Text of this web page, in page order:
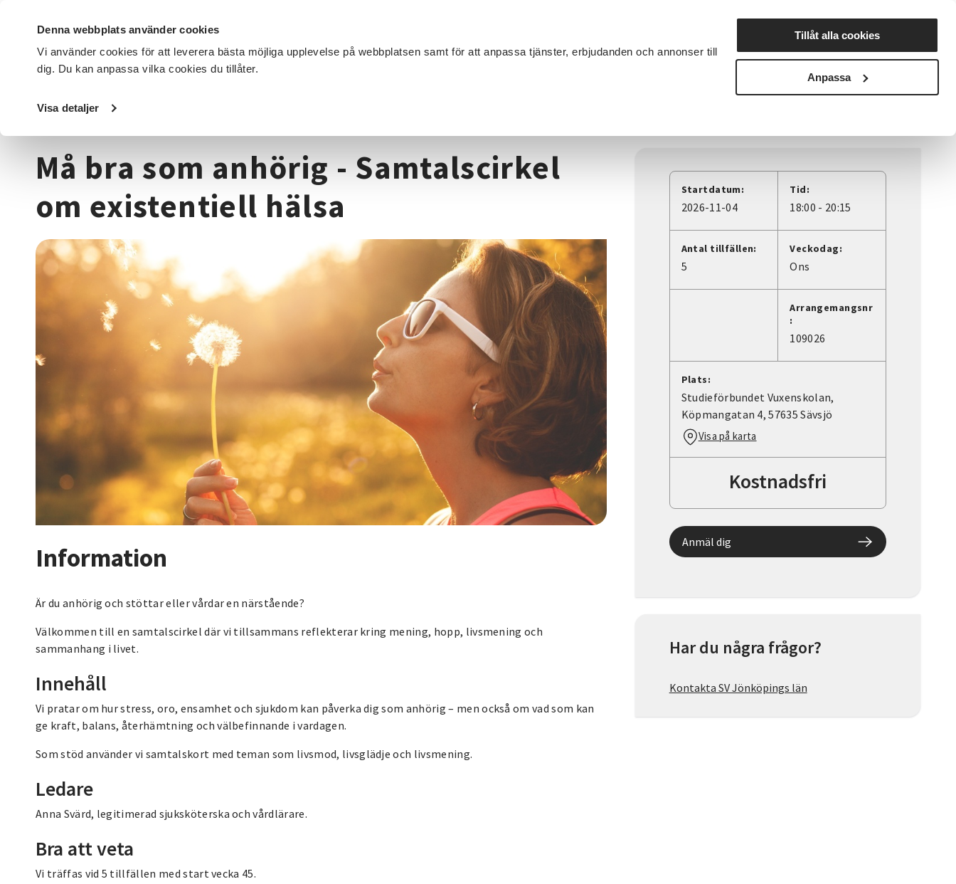
Denna webbplats använder cookies
Vi använder cookies för att leverera bästa möjliga upplevelse på webbplatsen samt för att anpassa tjänster, erbjudanden och annonser till
dig. Du kan anpassa vilka cookies du tillåter.
Visa detaljer
Tillåt alla cookies
Anpassa
DET HÄR GÖR VI FÖR DIG SOM SÖK KURSER OCH EVENEMANG Nyheter Avdelningar
Startsida / Kurser och evenemang
Må bra som anhörig - Samtalscirkel
om existentiell hälsa
Information
Är du anhörig och stöttar eller vårdar en närstående?
Välkommen till en samtalscirkel där vi tillsammans reflekterar kring mening, hopp, livsmening och
sammanhang i livet.
Innehåll
Vi pratar om hur stress, oro, ensamhet och sjukdom kan påverka dig som anhörig – men också om vad som kan
ge kraft, balans, återhämtning och välbefinnande i vardagen.
Som stöd använder vi samtalskort med teman som livsmod, livsglädje och livsmening.
Ledare
Anna Svärd, legitimerad sjuksköterska och vårdlärare.
Bra att veta
Vi träffas vid 5 tillfällen med start vecka 45.
Startdatum:
2026-11-04
Tid:
18:00 - 20:15
Antal tillfällen:
5
Veckodag:
Ons
Arrangemangsnr
:
109026
Plats:
Studieförbundet Vuxenskolan,
Köpmangatan 4, 57635 Sävsjö
Visa på karta
Kostnadsfri
Anmäl dig
Har du några frågor?
Kontakta SV Jönköpings län